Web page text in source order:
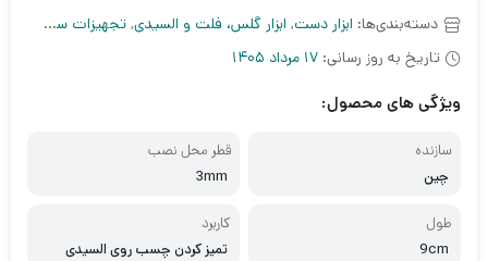
دسته‌بندی‌ها: ابزار دست, ابزار گلس، فلت و السیدی, تجهیزات سخت افزاری
تاریخ به روز رسانی: 17 مرداد 1405
ویژگی های محصول:
سازنده
چین
قطر محل نصب
3mm
طول
9cm
کاربرد
تمیز کردن چسب روی السیدی